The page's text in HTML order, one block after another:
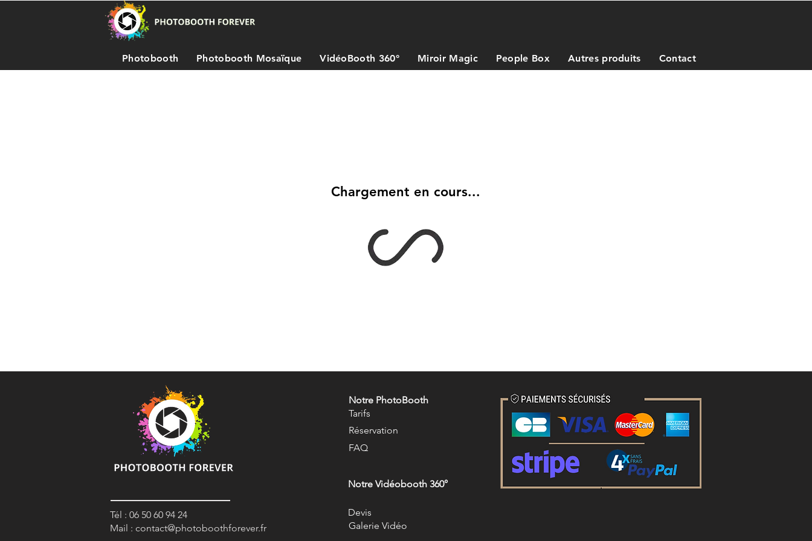
Photobooth Photobooth Mosaïque VidéoBooth 360° Miroir Magic People Box Autres produits Contact
Chargement en cours...
Notre PhotoBooth
Tarifs
Réservation
FAQ
Tél : 06 50 60 94 24
Mail : contact@photoboothforever.fr
Devis
Galerie Vidéo
Notre Vidéobooth 360°